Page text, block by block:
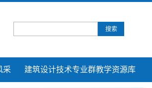
采 建筑设计技术专业群教学资源库